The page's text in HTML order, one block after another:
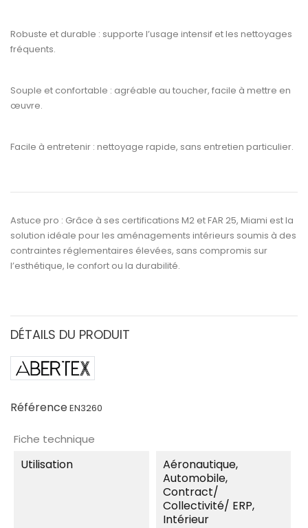
Robuste et durable : supporte l’usage intensif et les nettoyages
fréquents.
Souple et confortable : agréable au toucher, facile à mettre en
œuvre.
Facile à entretenir : nettoyage rapide, sans entretien particulier.
Astuce pro : Grâce à ses certifications M2 etFAR 25, Miami est la
solution idéale pour les aménagements intérieurs soumis à des
contraintes réglementaires élevées, sans compromis sur
l’esthétique, le confort ou la durabilité.
DÉTAILS DU PRODUIT
RéférenceEN3260
Fiche technique
Utilisation
Aéronautique,
Automobile,
Contract/
Collectivité/ ERP,
Intérieur